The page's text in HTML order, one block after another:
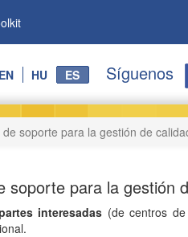
EN HU ES Síguenos
soporte para la gestión de
soporte para la gestión
interesadas (de centros